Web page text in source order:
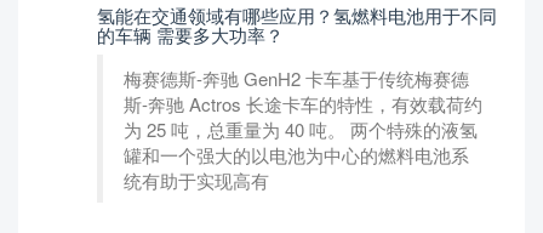
氢能在交通领域有哪些应用？氢燃料电池用于不同
的车辆 需要多大功率？
梅赛德斯-奔驰 GenH2 卡车基于传统梅赛德
斯-奔驰 Actros 长途卡车的特性，有效载荷约
为 25 吨，总重量为 40 吨。 两个特殊的液氢
罐和一个强大的以电池为中心的燃料电池系
统有助于实现高有